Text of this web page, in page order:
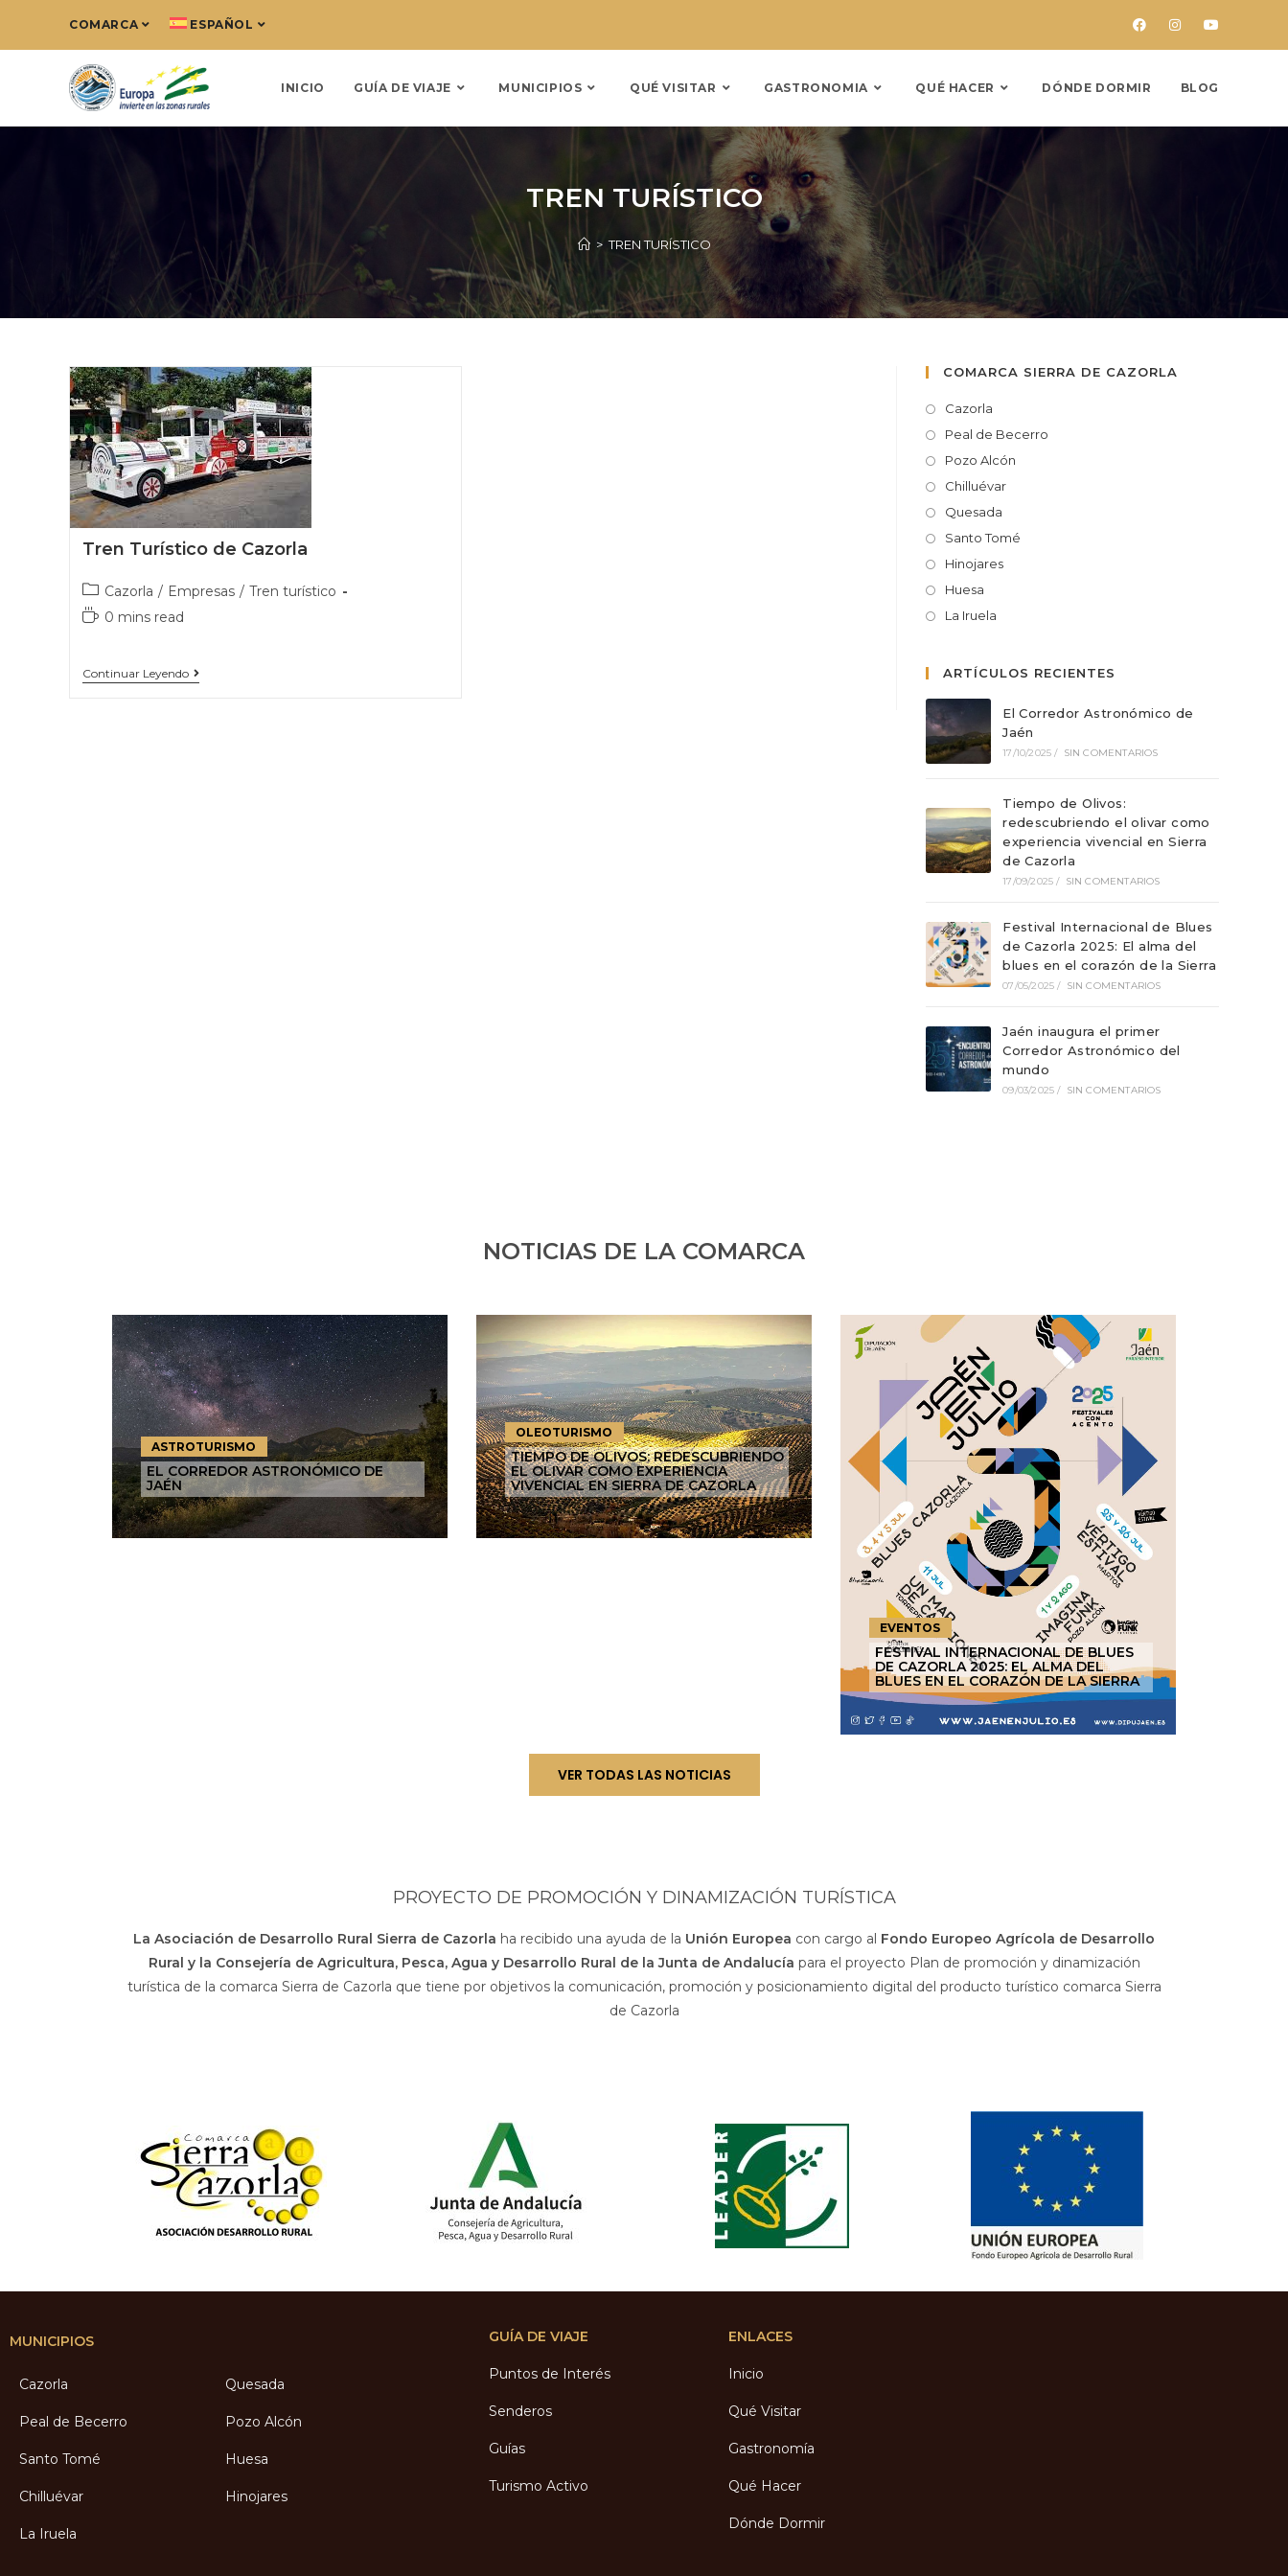
COMARCA ESPAÑOL
INICIO GUÍA DE VIAJE MUNICIPIOS QUÉ VISITAR GASTRONOMIA QUÉ HACER DÓNDE DORMIR BLOG
TREN TURÍSTICO
> TREN TURÍSTICO
Tren Turístico de Cazorla
Cazorla / Empresas / Tren turístico
0 mins read
Continuar Leyendo
COMARCA SIERRA DE CAZORLA
Cazorla
Peal de Becerro
Pozo Alcón
Chilluévar
Quesada
Santo Tomé
Hinojares
Huesa
La Iruela
ARTÍCULOS RECIENTES
El Corredor Astronómico de
Jaén
17/10/2025 / SIN COMENTARIOS
Tiempo de Olivos:
redescubriendo el olivar como
experiencia vivencial en Sierra
de Cazorla
17/09/2025 / SIN COMENTARIOS
Festival Internacional de Blues
de Cazorla 2025: El alma del
blues en el corazón de la Sierra
07/05/2025 / SIN COMENTARIOS
Jaén inaugura el primer
Corredor Astronómico del
mundo
09/03/2025 / SIN COMENTARIOS
NOTICIAS DE LA COMARCA
ASTROTURISMO
EL CORREDOR ASTRONÓMICO DE
JAÉN
OLEOTURISMO
TIEMPO DE OLIVOS: REDESCUBRIENDO
EL OLIVAR COMO EXPERIENCIA
VIVENCIAL EN SIERRA DE CAZORLA
EVENTOS
FESTIVAL INTERNACIONAL DE BLUES
DE CAZORLA 2025: EL ALMA DEL
BLUES EN EL CORAZÓN DE LA SIERRA
VER TODAS LAS NOTICIAS
PROYECTO DE PROMOCIÓN Y DINAMIZACIÓN TURÍSTICA
La Asociación de Desarrollo Rural Sierra de Cazorla ha recibido una ayuda de la Unión Europea con cargo al Fondo Europeo Agrícola de Desarrollo
Rural y la Consejería de Agricultura, Pesca, Agua y Desarrollo Rural de la Junta de Andalucía para el proyecto Plan de promoción y dinamización
turística de la comarca Sierra de Cazorla que tiene por objetivos la comunicación, promoción y posicionamiento digital del producto turístico comarca Sierra
de Cazorla
MUNICIPIOS
Cazorla
Peal de Becerro
Santo Tomé
Chilluévar
La Iruela
Quesada
Pozo Alcón
Huesa
Hinojares
GUÍA DE VIAJE
Puntos de Interés
Senderos
Guías
Turismo Activo
ENLACES
Inicio
Qué Visitar
Gastronomía
Qué Hacer
Dónde Dormir